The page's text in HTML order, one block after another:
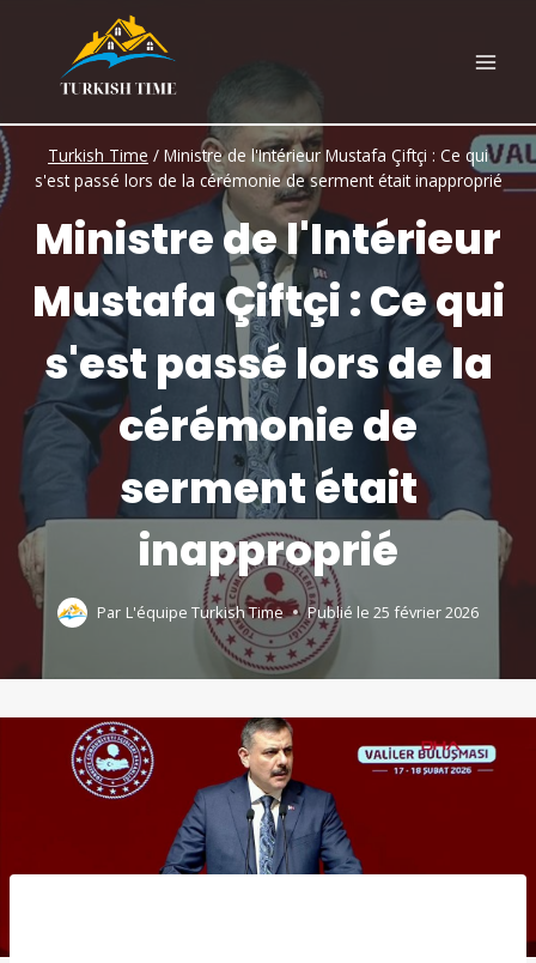
content
Turkish Time / Ministre de l'Intérieur Mustafa Çiftçi : Ce qui
s'est passé lors de la cérémonie de serment était inapproprié
Ministre de l'Intérieur
Mustafa Çiftçi : Ce qui
s'est passé lors de la
cérémonie de
serment était
inapproprié
Par L'équipe Turkish Time Publié le 25 février 2026